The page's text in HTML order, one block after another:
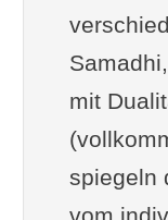
"kleine"
a)
mit
spiegeln
vom